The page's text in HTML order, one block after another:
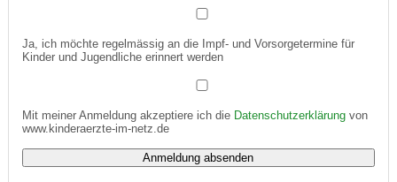
Ja, ich möchte regelmässig an die Impf- und Vorsorgetermine für
Kinder und Jugendliche erinnert werden
Mit meiner Anmeldung akzeptiere ich die Datenschutzerklärungvon
www.kinderaerzte-im-netz.de